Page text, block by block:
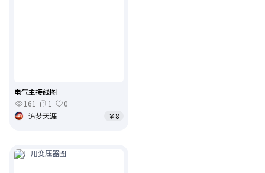
电气主接线图
161
1
0
追梦天涯
￥8